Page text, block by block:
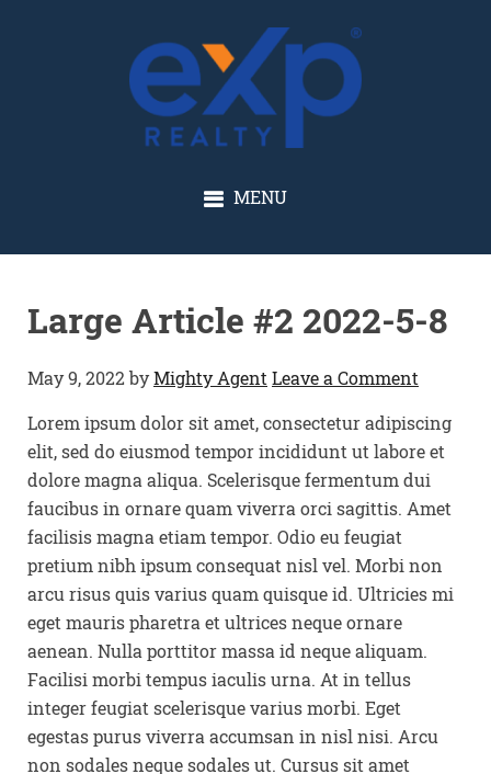
GLENN SOLBERG
MENU
Large Article #2 2022-5-8
May 9, 2022byMighty Agent Leave a Comment
Lorem ipsum dolor sit amet, consectetur adipiscing
elit, sed do eiusmod tempor incididunt ut labore et
dolore magna aliqua. Scelerisque fermentum dui
faucibus in ornare quam viverra orci sagittis. Amet
facilisis magna etiam tempor. Odio eu feugiat
pretium nibh ipsum consequat nisl vel. Morbi non
arcu risus quis varius quam quisque id. Ultricies mi
eget mauris pharetra et ultrices neque ornare
aenean. Nulla porttitor massa id neque aliquam.
Facilisi morbi tempus iaculis urna. At in tellus
integer feugiat scelerisque varius morbi. Eget
egestas purus viverra accumsan in nisl nisi. Arcu
non sodales neque sodales ut. Cursus sit amet